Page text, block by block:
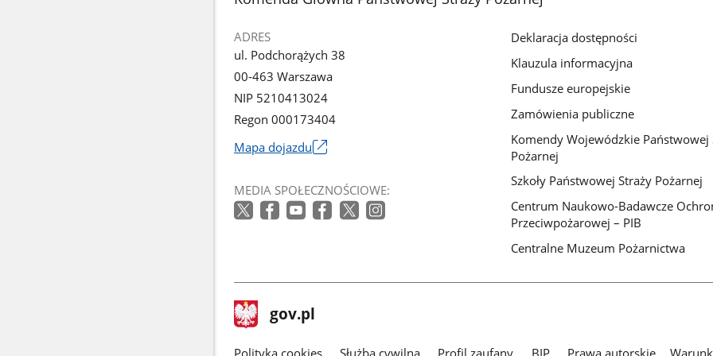
ADRES
ul. Podchorążych 38
00-463 Warszawa
NIP 5210413024
Regon 000173404
Mapa dojazdu
się
w
MEDIA SPOŁECZNOŚCIOWE:
Deklaracja dostępności
Klauzula informacyjna
Fundusze europejskie
Zamówienia publiczne
Komendy Wojewódzkie Państwowej
Pożarnej
Szkoły Państwowej Straży Pożarnej
Centrum Naukowo-Badawcze
Przeciwpożarowej – PIB
Centralne Muzeum Pożarnictwa
stopka
gov.pl Strona
gov.pl
Polityka cookies Służba cywilna Profil zaufany BIP Prawa autorskie